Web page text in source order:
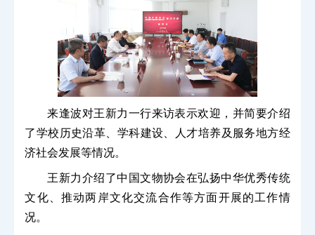
来逢波对王新力一行来访表示欢迎，并简要介绍
了学校历史沿革、学科建设、人才培养及服务地方经
济社会发展等情况。
王新力介绍了中国文物协会在弘扬中华优秀传统
文化、推动两岸文化交流合作等方面开展的工作情
况。